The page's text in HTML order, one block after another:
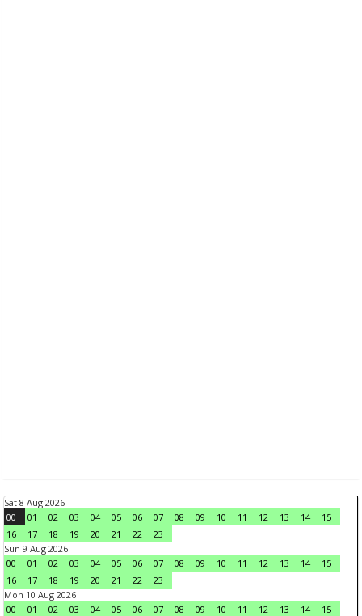
Sat 8 Aug 2026
00
01 02 03 04 05 06 07 08 09 10 11 12 13 14
15
16
17 18 19 20 21 22
23
Sun 9 Aug 2026
00
01 02 03 04 05 06 07 08 09 10 11 12 13 14
15
16
17 18 19 20 21 22
23
Mon 10 Aug 2026
00
01 02 03 04 05 06 07 08 09 10 11 12 13 14
15